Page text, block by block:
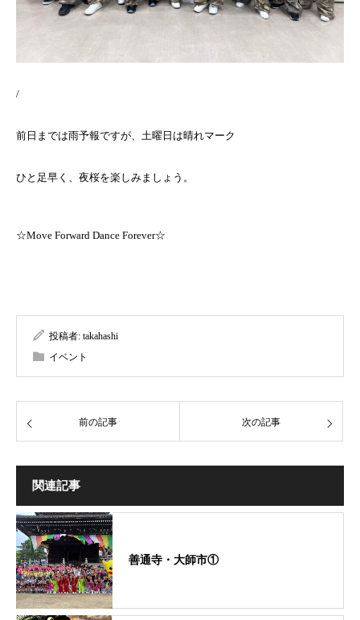
/
前日までは雨予報ですが、土曜日は晴れマーク
ひと足早く、夜桜を楽しみましょう。
☆Move Forward Dance Forever☆
投稿者: takahashi
イベント
前の記事 次の記事
関連記事
善通寺・大師市①